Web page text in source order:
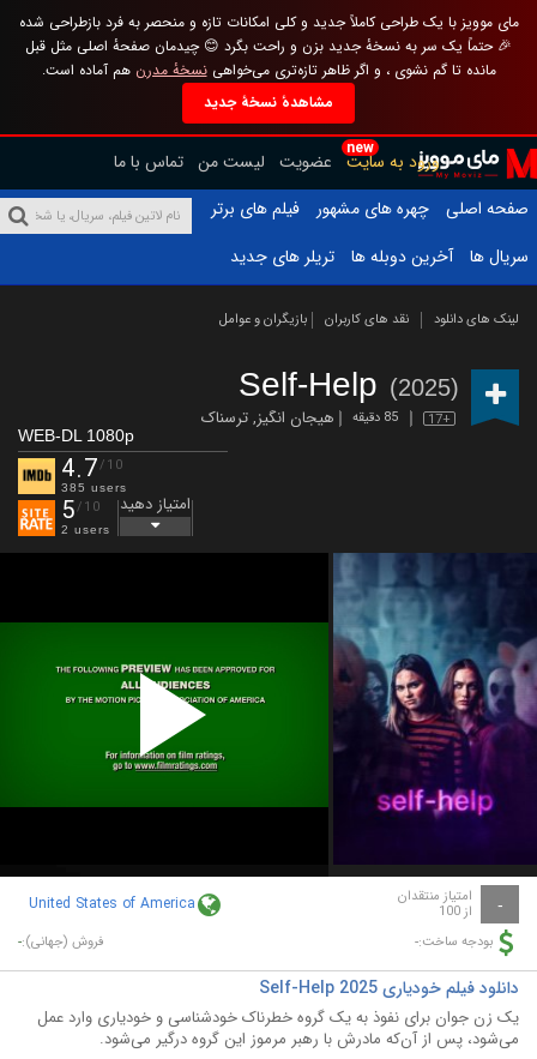
مای موویز با یک طراحی کاملاً جدید و کلی امکانات تازه و منحصر به فرد بازطراحی شده
🎉 حتماً یک سر به نسخهٔ جدید بزن و راحت بگرد 😊 چیدمان صفحهٔ اصلی مثل قبل
مانده تا گم نشوی ، و اگر ظاهر تازه‌تری می‌خواهینسخهٔ مدرن هم آماده است.
مشاهدهٔ نسخهٔ جدید
new
ورود به سایت عضویت لیست من تماس با ما
صفحه اصلی
چهره های مشهور
فیلم های برتر
سریال ها
آخرین دوبله ها تریلر های جدید
لینک های دانلود نقد های کاربران بازیگران و عوامل
Self-Help (2025)
17+ 85 دقیقه هیجان انگیز,ترسناک
WEB-DL 1080p
4.7/10
385 users
5/10
2 users
امتیاز دهید
Play
Video
- امتیاز منتقدان
از 100 United States of America
بودجه ساخت:- فروش (جهانی):-
دانلود فیلم خودیاری Self-Help 2025
یک زن جوان برای نفوذ به یک گروه خطرناک خودشناسی و خودیاری وارد عمل
می‌شود، پس از آن‌که مادرش با رهبر مرموز این گروه درگیر می‌شود.